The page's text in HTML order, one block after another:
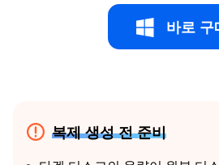
바로 구
복제 생성 전 준비